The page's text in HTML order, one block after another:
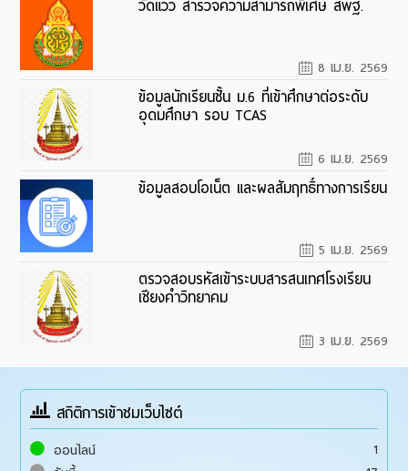
วัดแวว สำรวจความสามารถพิเศษ สพฐ.
8 เม.ย. 2569
ข้อมูลนักเรียนชั้น ม.6 ที่เข้าศึกษาต่อระดับ
อุดมศึกษา รอบ TCAS
6 เม.ย. 2569
ข้อมูลสอบโอเน็ต และผลสัมฤทธิ์ทางการเรียน
5 เม.ย. 2569
ตรวจสอบรหัสเข้าระบบสารสนเทศโรงเรียน
เชียงคำวิทยาคม
3 เม.ย. 2569
สถิติการเข้าชมเว็บไซต์
ออนไลน์
1